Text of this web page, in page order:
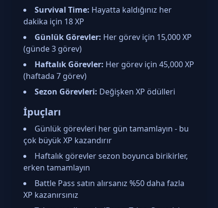
Survival Time: Hayatta kaldığınız her
dakika için 18 XP
Günlük Görevler: Her görev için 15,000 XP
(günde 3 görev)
Haftalık Görevler: Her görev için 45,000 XP
(haftada 7 görev)
Sezon Görevleri: Değişken XP ödülleri
İpuçları
Günlük görevleri her gün tamamlayın - bu
çok büyük XP kazandırır
Haftalık görevler sezon boyunca birikirler,
erken tamamlayın
Battle Pass satın alırsanız %50 daha fazla
XP kazanırsınız